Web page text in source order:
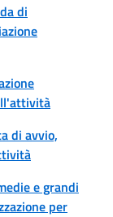
di
di avvio,
e grandi
per